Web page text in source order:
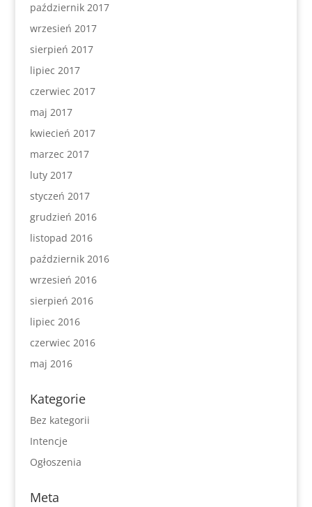
październik 2017
wrzesień 2017
sierpień 2017
lipiec 2017
czerwiec 2017
maj 2017
kwiecień 2017
marzec 2017
luty 2017
styczeń 2017
grudzień 2016
listopad 2016
październik 2016
wrzesień 2016
sierpień 2016
lipiec 2016
czerwiec 2016
maj 2016
Kategorie
Bez kategorii
Intencje
Ogłoszenia
Meta